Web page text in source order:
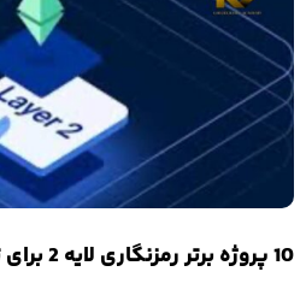
10 پروژه برتر رمزنگاری لایه 2 برای تماشا در سال 2024